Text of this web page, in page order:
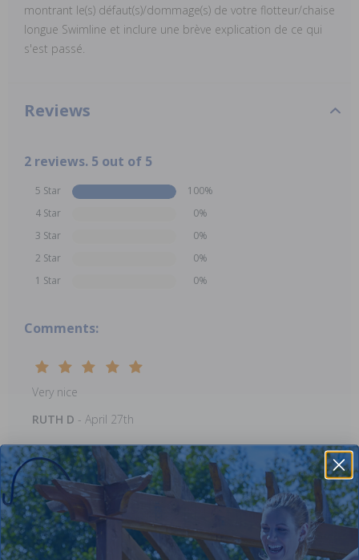
montrant le(s) défaut(s)/dommage(s) de votre flotteur/chaise
longue Swimline et inclure une brève explication de ce qui
s'est passé.
Reviews
2 reviews. 5 out of 5
5 Star
100%
4 Star
0%
3 Star
0%
2 Star
0%
1 Star
0%
Comments:
Very nice
RUTH D - April 27th
Add Review